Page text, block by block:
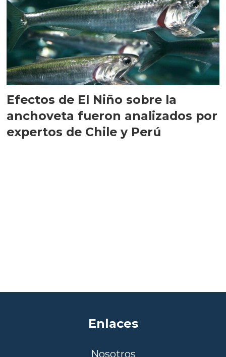
Efectos de El Niño sobre la
anchoveta fueron analizados por
expertos de Chile y Perú
Enlaces
Nosotros